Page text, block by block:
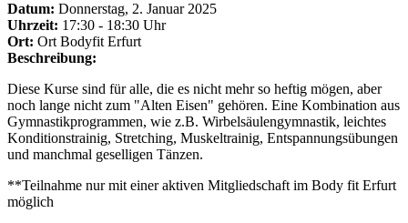
Datum: Donnerstag, 2. Januar 2025
Uhrzeit: 17:30 - 18:30 Uhr
Ort: Ort Bodyfit Erfurt
Beschreibung:
Diese Kurse sind für alle, die es nicht mehr so heftig mögen, aber
noch lange nicht zum "Alten Eisen" gehören. Eine Kombination aus
Gymnastikprogrammen, wie z.B. Wirbelsäulengymnastik, leichtes
Konditionstrainig, Stretching, Muskeltrainig, Entspannungsübungen
und manchmal geselligen Tänzen.
**Teilnahme nur mit einer aktiven Mitgliedschaft im Body fit Erfurt
möglich